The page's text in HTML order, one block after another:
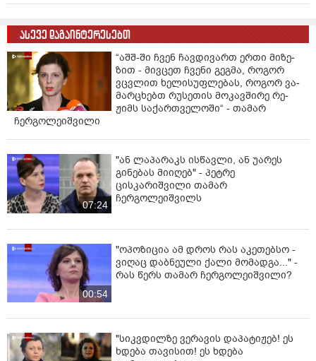
ასევე დაგაინტერესებთ
“აშშ-ში ჩვენ ჩავ­დი­ვართ ერთი მი­ზე­
ზით - მივ­ცეთ ჩვე­ნი გეგ­მა, რო­გორ
ვცვლით ხე­ლი­სუფ­ლე­ბას, რო­გორ ვა­
მარ­ცხებთ რუ­სე­თის მო­კავ­ში­რე რე­
ჟიმს სა­ქარ­თვე­ლო­ში“ - თამარ
ჩერგოლეიშვილი
07:24
"ან ლაპარაკს ისწავლი, ან უარეს
გინებას მიიღებ" - პეტრე
ცისკარიშვილი თამარ
ჩერგოლეიშვილს
00:54
"ოპოზიცია ამ დროს რას აკეთებსო -
ვიღაც დაბნეული ქალი მომადგა..." -
რას წერს თამარ ჩერგოლეიშვილი?
"სიკვდილზე ვერავის დაპატიჟებ! ეს
ხდება თავისით! ეს ხდება